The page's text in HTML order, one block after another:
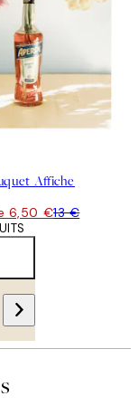
Affiche
6,50 €13 €